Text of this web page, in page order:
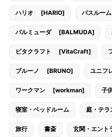
ハリオ [HARIO] バスルーム
バルミューダ [BALMUDA]
ビタクラフト [VitaCraft]
ブルーノ [BRUNO] ユニフ
ワークマン [workman] 子
寝室・ベッドルーム 庭・テラ
旅行 書斎 玄関・エント